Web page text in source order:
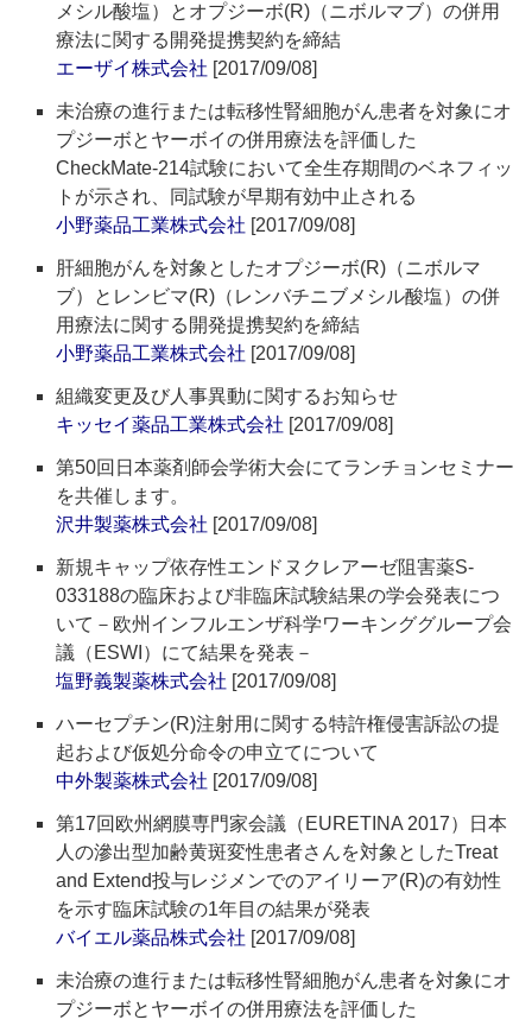
メシル酸塩）とオプジーボ(R)（ニボルマブ）の併用
療法に関する開発提携契約を締結
エーザイ株式会社 [2017/09/08]
未治療の進行または転移性腎細胞がん患者を対象にオ
プジーボとヤーボイの併用療法を評価した
CheckMate-214試験において全生存期間のベネフィッ
トが示され、同試験が早期有効中止される
小野薬品工業株式会社 [2017/09/08]
肝細胞がんを対象としたオプジーボ(R)（ニボルマ
ブ）とレンビマ(R)（レンバチニブメシル酸塩）の併
用療法に関する開発提携契約を締結
小野薬品工業株式会社 [2017/09/08]
組織変更及び人事異動に関するお知らせ
キッセイ薬品工業株式会社 [2017/09/08]
第50回日本薬剤師会学術大会にてランチョンセミナー
を共催します。
沢井製薬株式会社 [2017/09/08]
新規キャップ依存性エンドヌクレアーゼ阻害薬S-
033188の臨床および非臨床試験結果の学会発表につ
いて－欧州インフルエンザ科学ワーキンググループ会
議（ESWI）にて結果を発表－
塩野義製薬株式会社 [2017/09/08]
ハーセプチン(R)注射用に関する特許権侵害訴訟の提
起および仮処分命令の申立てについて
中外製薬株式会社 [2017/09/08]
第17回欧州網膜専門家会議（EURETINA 2017）日本
人の滲出型加齢黄斑変性患者さんを対象としたTreat
and Extend投与レジメンでのアイリーア(R)の有効性
を示す臨床試験の1年目の結果が発表
バイエル薬品株式会社 [2017/09/08]
未治療の進行または転移性腎細胞がん患者を対象にオ
プジーボとヤーボイの併用療法を評価した